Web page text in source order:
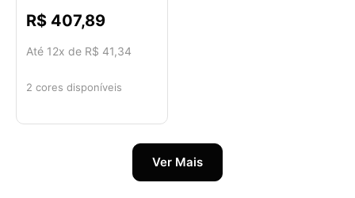
R$ 407,89
Até 12x de R$ 41,34
2 cores disponíveis
Ver Mais